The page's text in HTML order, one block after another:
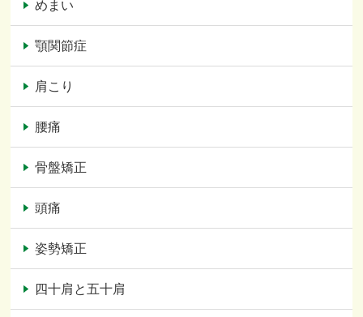
めまい
顎関節症
肩こり
腰痛
骨盤矯正
頭痛
姿勢矯正
四十肩と五十肩